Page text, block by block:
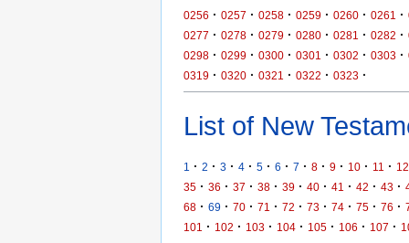
0256 · 0257 · 0258 · 0259 · 0260 · 0261 ·
0277 · 0278 · 0279 · 0280 · 0281 · 0282 ·
0298 · 0299 · 0300 · 0301 · 0302 · 0303 ·
0319 · 0320 · 0321 · 0322 · 0323 ·
List of New
1 · 2 · 3 · 4 · 5 · 6 · 7 · 8 · 9 · 10 · 11 · 12
35 · 36 · 37 · 38 · 39 · 40 · 41 · 42 · 43 ·
68 · 69 · 70 · 71 · 72 · 73 · 74 · 75 · 76 ·
101
· 102 · 103 · 104 · 105 · 106 · 107 ·